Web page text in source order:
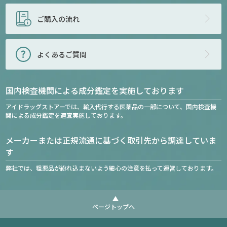
ご購入の流れ
よくあるご質問
国内検査機関による成分鑑定を実施しております
アイドラッグストアーでは、輸入代行する医薬品の一部について、国内検査機
関による成分鑑定を適宜実施しております。
メーカーまたは正規流通に基づく取引先から調達していま
す
弊社では、粗悪品が紛れ込まないよう細心の注意を払って運営しております。
ページトップへ